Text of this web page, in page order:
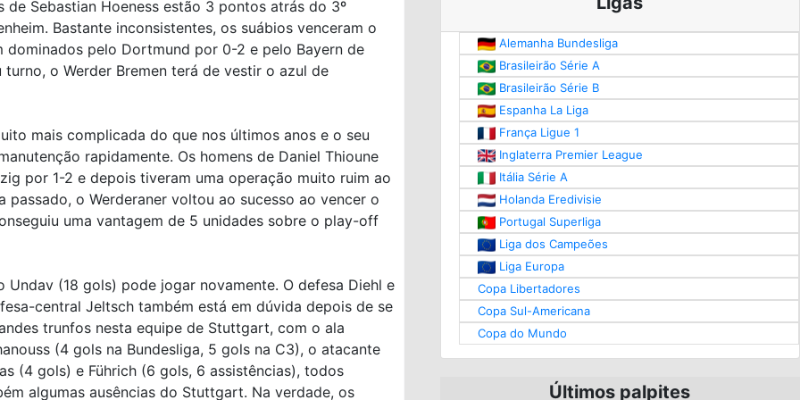
de Sebastian Hoeness estão 3 pontos atrás do 3º
Bastante inconsistentes, os suábios venceram o
pelo Dortmund por 0-2 e pelo Bayern de
o Werder Bremen terá de vestir o azul de
mais complicada do que nos últimos anos e o seu
rapidamente. Os homens de Daniel Thioune
por 1-2 e depois tiveram uma operação muito ruim ao
o Werderaner voltou ao sucesso ao vencer o
uma vantagem de 5 unidades sobre o play-off
(18 gols) pode jogar novamente. O defesa Diehl e
central Jeltsch também está em dúvida depois de se
trunfos nesta equipe de Stuttgart, com o ala
(4 gols na Bundesliga, 5 gols na C3), o atacante
(4 gols) e Führich (6 gols, 6 assistências), todos
algumas ausências do Stuttgart. Na verdade, os
Alemanha Bundesliga
Brasileirão Série A
Brasileirão Série B
Espanha La Liga
França Ligue 1
Inglaterra Premier League
Itália Série A
Holanda Eredivisie
Portugal Superliga
Liga dos Campeões
Liga Europa
Copa Libertadores
Copa Sul-Americana
Copa do Mundo
Últimos palpites